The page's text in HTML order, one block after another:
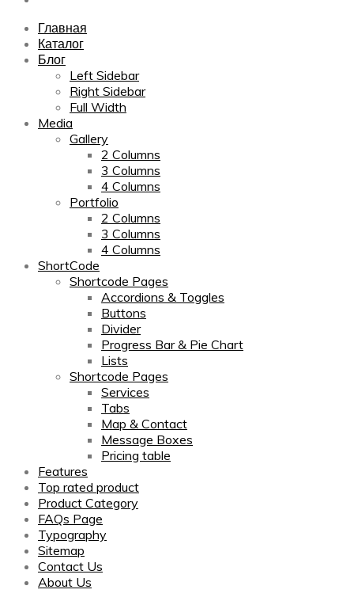
Главная
Каталог
Блог
Left Sidebar
Right Sidebar
Full Width
Media
Gallery
2 Columns
3 Columns
4 Columns
Portfolio
2 Columns
3 Columns
4 Columns
ShortCode
Shortcode Pages
Accordions & Toggles
Buttons
Divider
Progress Bar & Pie Chart
Lists
Shortcode Pages
Services
Tabs
Map & Contact
Message Boxes
Pricing table
Features
Top rated product
Product Category
FAQs Page
Typography
Sitemap
Contact Us
About Us